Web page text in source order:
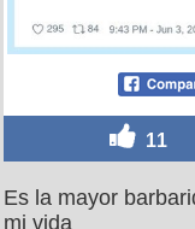
11
Es la mayor
mi vida